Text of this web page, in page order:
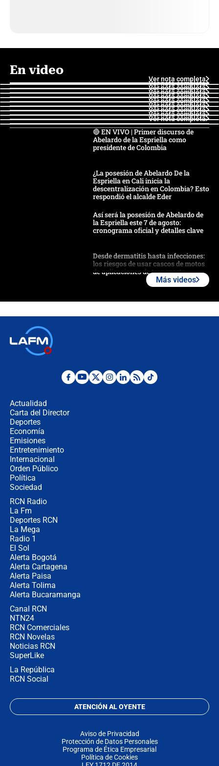
En video
Ver nota completa
Ver nota completa
Ver nota completa
Ver nota completa
Ver nota completa
Ver nota completa
Ver nota completa
Ver nota completa
Ver nota completa
Ver nota completa
🔴 EN VIVO | Primer discurso de
Abelardo de la Espriella como
presidente de Colombia
¿La posesión de Abelardo De la
Espriella en Cali inicia la
descentralización en Colombia? Esto
respondió el alcalde Eder
Así será la posesión de Abelardo de
la Espriella este 7 de agosto:
cronograma oficial y detalles clave
Desde dermatitis hasta infecciones:
los riesgos de usar cascos de motos
de aplicaciones de transporte
Posesión de Abelardo De La Espriella
Más videos
Actualidad
Carta del Director
Deportes
Economía
Emisiones
Entretenimiento
Internacional
Orden Público
Política
Sociedad
RCN Radio
La Fm
Deportes RCN
La Mega
Radio 1
El Sol
Alerta Bogotá
Alerta Cartagena
Alerta Paisa
Alerta Tolima
Alerta Bucaramanga
Canal RCN
NTN24
RCN Comerciales
RCN Novelas
Noticias RCN
SuperLike
La República
RCN Social
ATENCIÓN AL OYENTE
Aviso de Privacidad
Protección de Datos Personales
Programa de Ética Empresarial
Política de Cookies